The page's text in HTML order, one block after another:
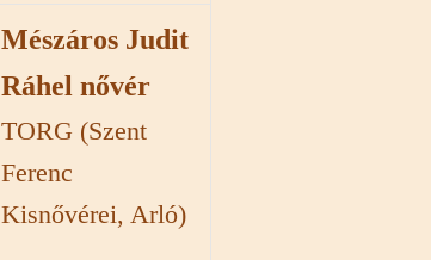
Mészáros Judit
Ráhel nővér
TORG (Szent
Ferenc
Kisnővérei, Arló)